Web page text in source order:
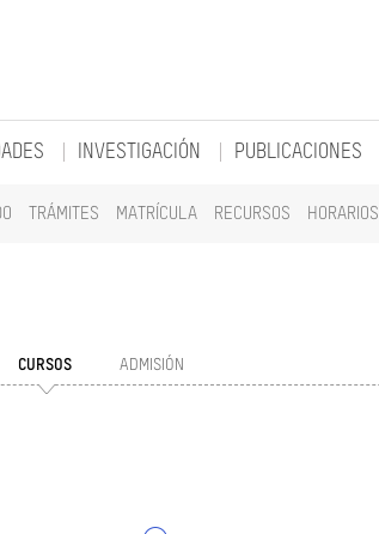
TRÁMITES MATRÍCULA RECURSOS HORARIOS
INVESTIGACIÓN PUBLICACIONES
CURSOS ADMISIÓN